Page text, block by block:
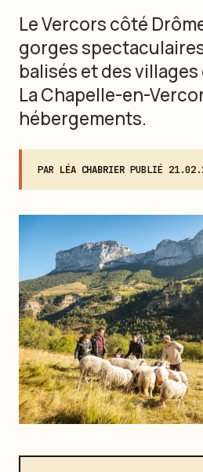
Le Vercors côté
gorges
balisés et des villages
La Chapelle-en-
hébergements.
PAR LÉA CHABRIER· PUBLIÉ